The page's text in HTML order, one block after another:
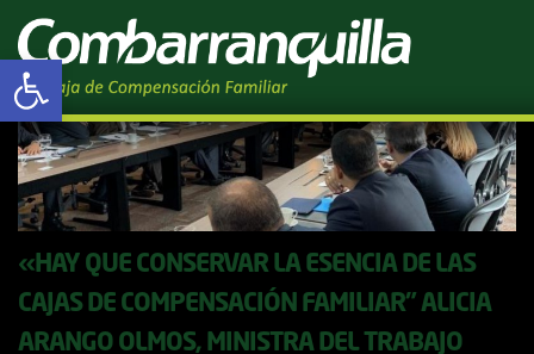
Abrir barra de herramientas
Tag Archives: Salud
«HAY QUE CONSERVAR LA ESENCIA DE LAS
CAJAS DE COMPENSACIÓN FAMILIAR” ALICIA
ARANGO OLMOS, MINISTRA DEL TRABAJO